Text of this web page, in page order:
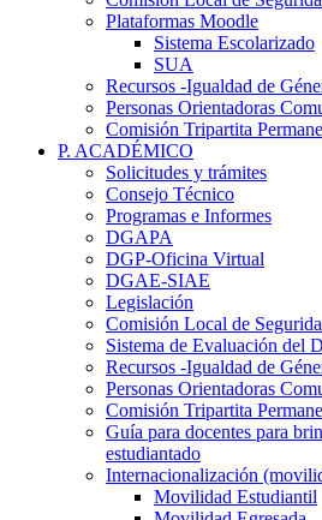
Plataformas Moodle
Sistema Escolarizado
SUA
Recursos -Igualdad de
Personas Orientadoras
Comisión Tripartita
P. ACADÉMICO
Solicitudes y trámites
Consejo Técnico
Programas e Informes
DGAPA
DGP-Oficina Virtual
DGAE-SIAE
Legislación
Comisión Local de
Sistema de Evaluación del
Recursos -Igualdad de
Personas Orientadoras
Comisión Tripartita
Guía para docentes para
estudiantado
Internacionalización
Movilidad Estudiantil